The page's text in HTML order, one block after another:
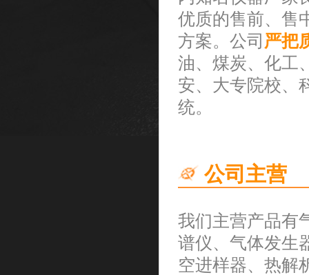
优质的售前、售
方案。公司 严把
油、煤炭、化工
安、大专院校、
统。
公司主营
我们主营产品有
谱仪、气体发生
空进样器、热解